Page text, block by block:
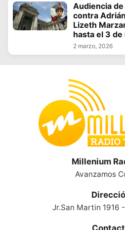
Audiencia
contra
Lizeth
hasta el 3
2 marzo, 2026
Millenium
Avanzamos
Jr.San Martin 1916